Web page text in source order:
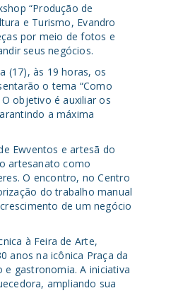
“Produção de
e Turismo, Evandro
por meio de fotos e
seus negócios.
(17), às 19 horas, os
o tema “Como
objetivo é auxiliar os
a máxima
Ewventos e artesã do
artesanato como
O encontro, no Centro
do trabalho manual
de um negócio
à Feira de Arte,
anos na icônica Praça da
e gastronomia. A iniciativa
ampliando sua